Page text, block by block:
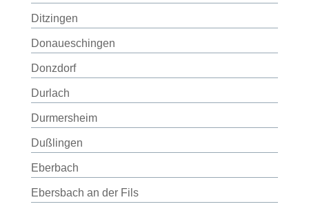
Ditzingen
Donaueschingen
Donzdorf
Durlach
Durmersheim
Dußlingen
Eberbach
Ebersbach an der Fils